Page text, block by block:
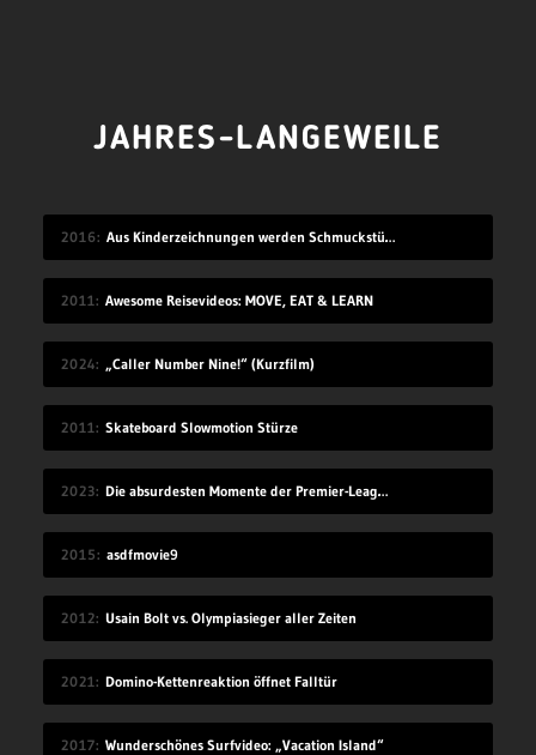
JAHRES-LANGEWEILE
2016 Aus Kinderzeichnungen werden Schmuckstücke
2011 Awesome Reisevideos: MOVE, EAT & LEARN
2024 „Caller Number Nine!“ (Kurzfilm)
2011 Skateboard Slowmotion Stürze
2023 Die absurdesten Momente der Premier-League-Saison 22/23
2015 asdfmovie9
2012 Usain Bolt vs. Olympiasieger aller Zeiten
2021 Domino-Kettenreaktion öffnet Falltür
2017 Wunderschönes Surfvideo: „Vacation Island“